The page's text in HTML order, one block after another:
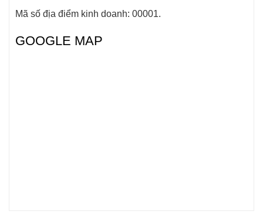
Mã số địa điểm kinh doanh: 00001.
GOOGLE MAP